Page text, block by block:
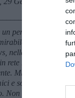
pensiero triste
della favola
nella rubrica
rete ho
Mi scuso se non
e sono travisati.
Non so se mi